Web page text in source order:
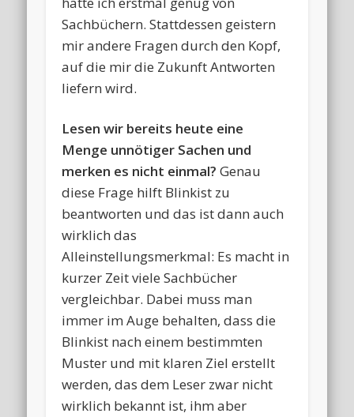
Sachbüchern. Stattdessen geistern
mir andere Fragen durch den Kopf,
auf die mir die Zukunft Antworten
liefern wird.
Lesen wir bereits heute eine
Menge unnötiger Sachen und
merken es nicht einmal?Genau
diese Frage hilft Blinkist zu
beantworten und das ist dann auch
wirklich das
Alleinstellungsmerkmal: Es macht in
kurzer Zeit viele Sachbücher
vergleichbar. Dabei muss man
immer im Auge behalten, dass die
Blinkist nach einem bestimmten
Muster und mit klaren Ziel erstellt
werden, das dem Leser zwar nicht
wirklich bekannt ist, ihm aber